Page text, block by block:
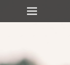
Skip
Primary